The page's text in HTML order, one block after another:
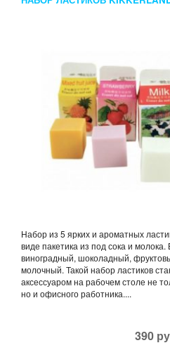
Набор из 5 ярких и ароматных
виде пакетика из под сока и
виноградный, шоколадный,
молочный. Такой набор ластиков
аксессуаром на рабочем столе не
но и офисного работника....
390